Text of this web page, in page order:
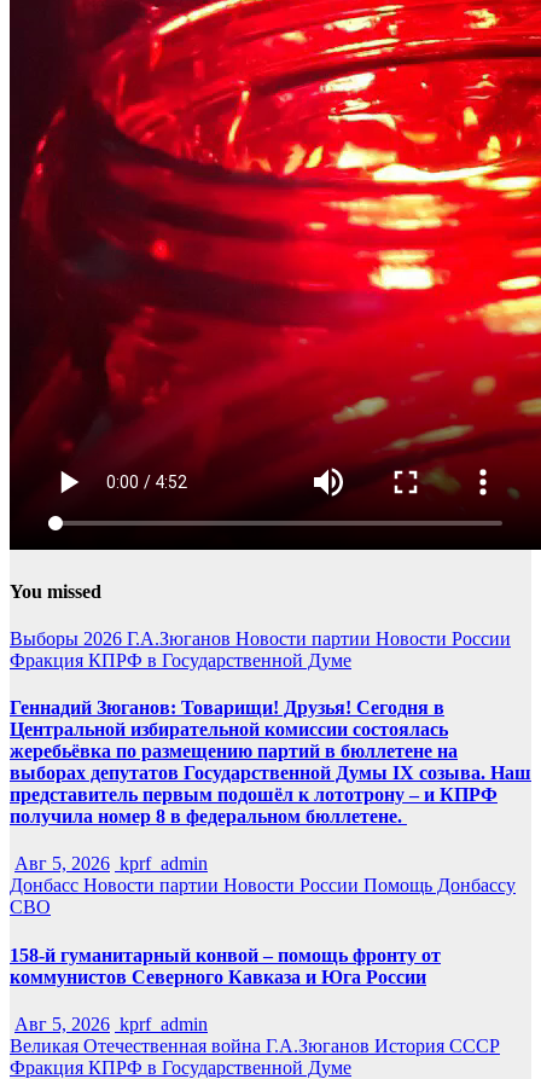
You missed
Выборы 2026 Г.А.Зюганов Новости партии Новости России
Фракция КПРФ в Государственной Думе
Геннадий Зюганов: Товарищи! Друзья! Сегодня в
Центральной избирательной комиссии состоялась
жеребьёвка по размещению партий в бюллетене на
выборах депутатов Государственной Думы IX созыва. Наш
представитель первым подошёл к лототрону – и КПРФ
получила номер 8 в федеральном бюллетене.
Авг 5, 2026 kprf_admin
Донбасс Новости партии Новости России Помощь Донбассу
СВО
158-й гуманитарный конвой – помощь фронту от
коммунистов Северного Кавказа и Юга России
Авг 5, 2026 kprf_admin
Великая Отечественная война Г.А.Зюганов История СССР
Фракция КПРФ в Государственной Думе